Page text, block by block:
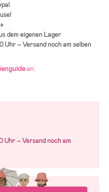
dem eigenen Lager
– Versand noch am selben
an.
Uhr – Versand noch am